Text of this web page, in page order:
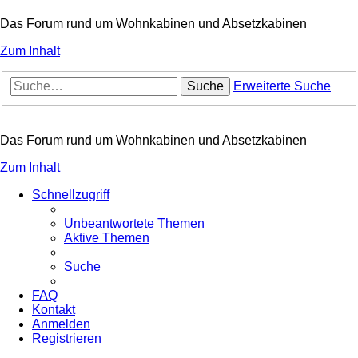
Das Forum rund um Wohnkabinen und Absetzkabinen
Zum Inhalt
Suche Erweiterte Suche
Das Forum rund um Wohnkabinen und Absetzkabinen
Zum Inhalt
Schnellzugriff
Unbeantwortete Themen
Aktive Themen
Suche
FAQ
Kontakt
Anmelden
Registrieren